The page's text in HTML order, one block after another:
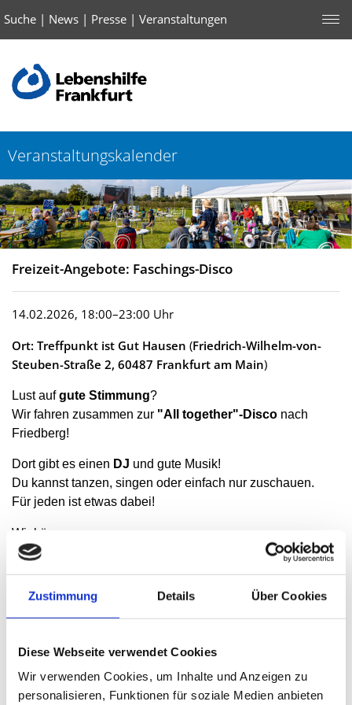
Zustimmung Details Über Cookies
Diese Webseite verwendet Cookies
Wir verwenden Cookies, um Inhalte und Anzeigen zu
personalisieren, Funktionen für soziale Medien anbieten
Suche | News | Presse | Veranstaltungen
Veranstaltungskalender
Freizeit-Angebote: Faschings-Disco
14.02.2026, 18:00–23:00 Uhr
Ort: Treffpunkt ist Gut Hausen (Friedrich-Wilhelm-von-
Steuben-Straße 2, 60487 Frankfurt am Main)
Lust aufgute Stimmung?
Wir fahren zusammen zur "All together"-Disco nach
Friedberg!
Dort gibt es einen DJ und gute Musik!
Du kannst tanzen, singen oder einfach nur zuschauen.
Für jeden ist etwas dabei!
Wir können:
uns mit anderen unterhalten
etwas trinken und essen
Du brauchst:
Geld für unterwegs